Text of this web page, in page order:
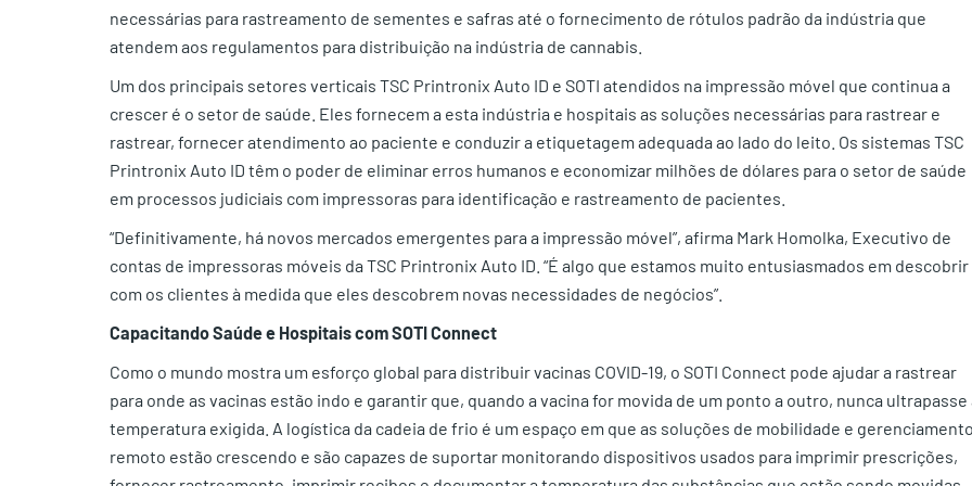
necessárias para rastreamento de sementes e safras até o fornecimento de rótulos padrão da indústria que
atendem aos regulamentos para distribuição na indústria de cannabis.
Um dos principais setores verticais TSC Printronix Auto ID e SOTI atendidos na impressão móvel que continua a
crescer é o setor de saúde. Eles fornecem a esta indústria e hospitais as soluções necessárias para rastrear e
rastrear, fornecer atendimento ao paciente e conduzir a etiquetagem adequada ao lado do leito. Os sistemas TSC
Printronix Auto ID têm o poder de eliminar erros humanos e economizar milhões de dólares para o setor de saúde
em processos judiciais com impressoras para identificação e rastreamento de pacientes.
“Definitivamente, há novos mercados emergentes para a impressão móvel”, afirma Mark Homolka, Executivo de
contas de impressoras móveis da TSC Printronix Auto ID. “É algo que estamos muito entusiasmados em descobrir
com os clientes à medida que eles descobrem novas necessidades de negócios”.
Capacitando Saúde e Hospitais com SOTI Connect
Como o mundo mostra um esforço global para distribuir vacinas COVID-19, o SOTI Connect pode ajudar a rastrear
para onde as vacinas estão indo e garantir que, quando a vacina for movida de um ponto a outro, nunca ultrapasse
temperatura exigida. A logística da cadeia de frio é um espaço em que as soluções de mobilidade e
remoto estão crescendo e são capazes de suportar monitorando dispositivos usados para imprimir prescrições,